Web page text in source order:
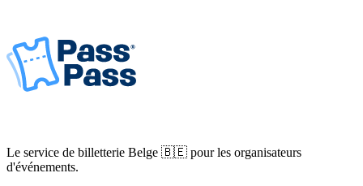
Le service de billetterie Belge 🇧🇪 pour les organisateurs
d'événements.